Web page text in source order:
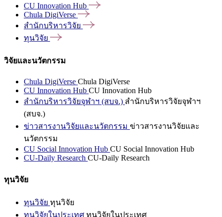
CU Innovation Hub
Chula DigiVerse
สำนักบริหารวิจัย
ทุนวิจัย
วิจัยและนวัตกรรม
Chula DigiVerse Chula DigiVerse
CU Innovation Hub CU Innovation Hub
สำนักบริหารวิจัยจุฬาฯ (สบจ.) สำนักบริหารวิจัยจุฬาฯ
(สบจ.)
ข่าวสารงานวิจัยและนวัตกรรม ข่าวสารงานวิจัยและ
นวัตกรรม
CU Social Innovation Hub CU Social Innovation Hub
CU-Daily Research CU-Daily Research
ทุนวิจัย
ทุนวิจัย ทุนวิจัย
ทุนวิจัยในประเทศ ทุนวิจัยในประเทศ